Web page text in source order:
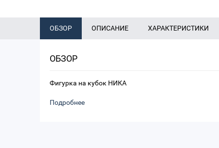
ОБЗОР ОПИСАНИЕ ХАРАКТЕРИСТИКИ
ОБЗОР
Фигурка на кубок НИКА
Подробнее